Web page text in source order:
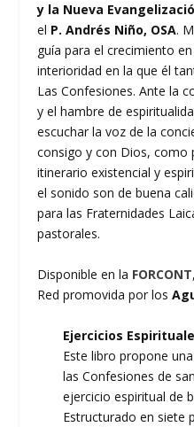
y la Nueva
el P. Andrés Niño, OSA.
guía para el crecimiento
interioridad en la que él
Las Confesiones. Ante la
y el hambre de
escuchar la voz de la
consigo y con Dios, como
itinerario existencial y
el sonido son de buena
para las Fraternidades
pastorales.
Disponible en la FORCONT,
Red promovida por los
Ejercicios
Este libro propone
las Confesiones de
ejercicio espiritual de
Estructurado en siete